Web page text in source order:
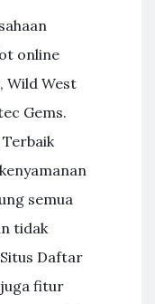
online
Wild West
Gems.
Terbaik
semua
tidak
Daftar
fitur